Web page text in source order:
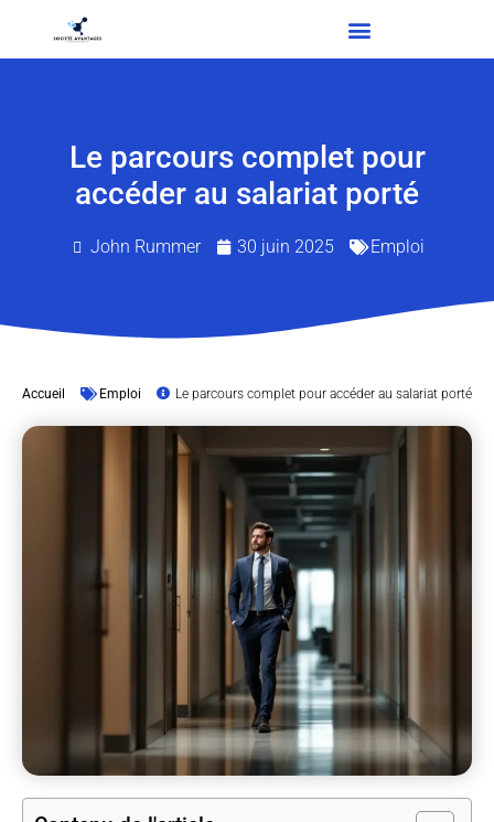
Le parcours complet pour
accéder au salariat porté
John Rummer 30 juin 2025 Emploi
Accueil Emploi Le parcours complet pour accéder au salariat porté